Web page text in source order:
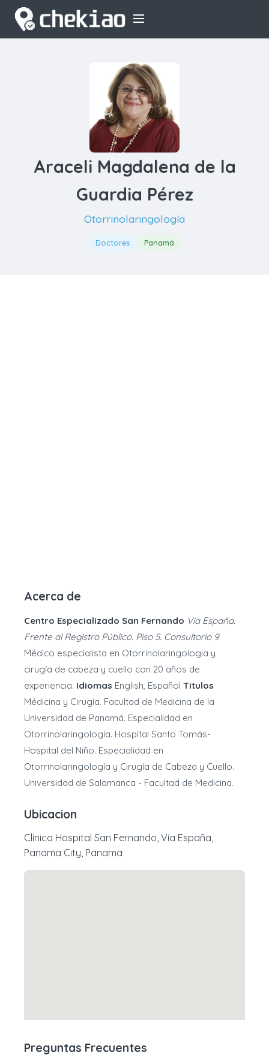
Araceli Magdalena de la
Guardia Pérez
Otorrinolaringología
Doctores Panamá
Acerca de
Centro Especializado San Fernando Vía España.
Frente al Registro Público. Piso 5. Consultorio 9.
Médico especialista en Otorrinolaringologia y
cirugía de cabeza y cuello con 20 años de
experiencia. Idiomas English, Español Titulos
Médicina y Cirugía. Facultad de Medicina de la
Universidad de Panamá. Especialidad en
Otorrinolaringología. Hospital Santo Tomás-
Hospital del Niño. Especialidad en
Otorrinolaringología y Cirugía de Cabeza y Cuello.
Universidad de Salamanca - Facultad de Medicina.
Ubicacion
Clínica Hospital San Fernando, Vía España,
Panama City, Panama
Preguntas Frecuentes